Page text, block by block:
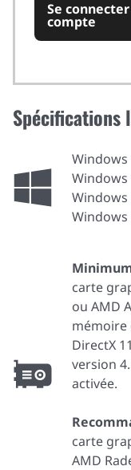
Se
compte
Spécifications
Windows
Windows
Windows
Windows
carte
ou AMD
mémoire
DirectX
version
activée.
carte
AMD